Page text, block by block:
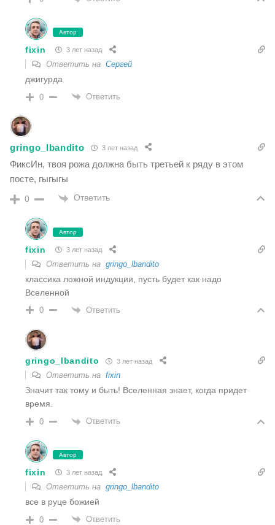
Автор
fixin 3 лет назад
Ответить на Сергей
джигурда
0 Ответить
gringo_lbandito 3 лет назад
ФиксИн, твоя рожа должна быть третьей к ряду в этом
посте, гыгыгы
0 Ответить
Автор
fixin 3 лет назад
Ответить на gringo_lbandito
классика ложной индукции, пусть будет как надо
Вселенной
0 Ответить
gringo_lbandito 3 лет назад
Ответить на fixin
Значит так тому и быть! Вселенная знает, когда придет
время.
0 Ответить
Автор
fixin 3 лет назад
Ответить на gringo_lbandito
все в руце божией
0 Ответить